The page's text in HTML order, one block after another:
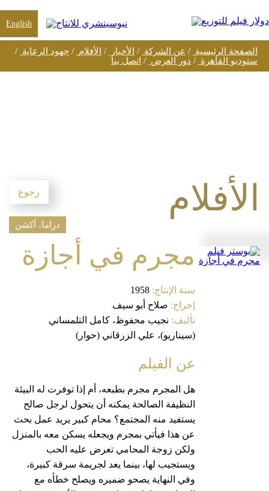
English
الصفحة الرئيسية / عن الشركة / الأخبار / الأفلام / جهود الرعاية /
ستوديو القاهرة / دور العرض / اتصل بنا
رجوع الأفلام
دراما، أكشن
مجرم في أجازة
سنة الإنتاج: 1958
إخراج: صلاح أبو سيف
تأليف: نجيب محفوظ، كامل التلمساني
(سيناريو)، علي الزرقاني (حوار)
عن الفيلم
هل المجرم مجرم بطبعه، أم إذا توفرت له البيئة
النظيفة الصالحة يمكنه أن يتحول لرجل صالح
يستفيد منه المجتمع؟ محام كبير يريد عمل بحث
عن هذا فيأتي بمجرم ويجعله يسكن معه بالمنزل
ولكن زوجة المحامي تعرض عليه الحب
ويستجيب لها، بينما يعد لجريمة سرقة كبيرة،
وفي النهاية يصحو ضميره ويصلح خطأه مع